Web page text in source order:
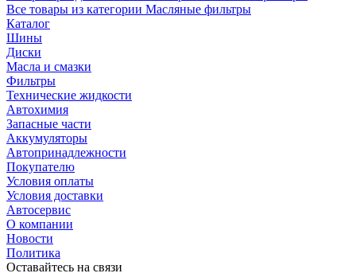
Все товары из категории Масляные фильтры
Каталог
Шины
Диски
Масла и смазки
Фильтры
Технические жидкости
Автохимия
Запасные части
Аккумуляторы
Автопринадлежности
Покупателю
Условия оплаты
Условия доставки
Автосервис
О компании
Новости
Политика
Оставайтесь на связи